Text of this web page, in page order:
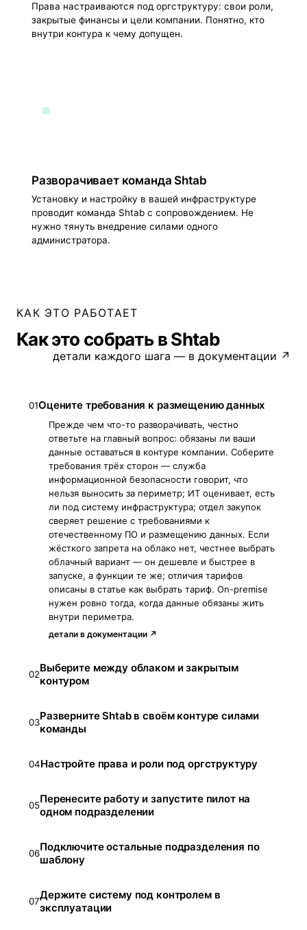
Права настраиваются под оргструктуру: свои роли,
закрытые финансы и цели компании. Понятно, кто
внутри контура к чему допущен.
Разворачивает команда Shtab
Установку и настройку в вашей инфраструктуре
проводит команда Shtab с сопровождением. Не
нужно тянуть внедрение силами одного
администратора.
КАК ЭТО РАБОТАЕТ
Как это собрать в Shtab
детали каждого шага — в документации ↗
01Оцените требования к размещению данных
Прежде чем что-то разворачивать, честно
ответьте на главный вопрос: обязаны ли ваши
данные оставаться в контуре компании. Соберите
требования трёх сторон — служба
информационной безопасности говорит, что
нельзя выносить за периметр; ИТ оценивает, есть
ли под систему инфраструктура; отдел закупок
сверяет решение с требованиями к
отечественному ПО и размещению данных. Если
жёсткого запрета на облако нет, честнее выбрать
облачный вариант — он дешевле и быстрее в
запуске, а функции те же; отличия тарифов
описаны в статье как выбрать тариф. On-premise
нужен ровно тогда, когда данные обязаны жить
внутри периметра.
детали в документации ↗
02Выберите между облаком и закрытым
контуром
03Разверните Shtab в своём контуре силами
команды
04Настройте права и роли под оргструктуру
05Перенесите работу и запустите пилот на
одном подразделении
06Подключите остальные подразделения по
шаблону
07Держите систему под контролем в
эксплуатации